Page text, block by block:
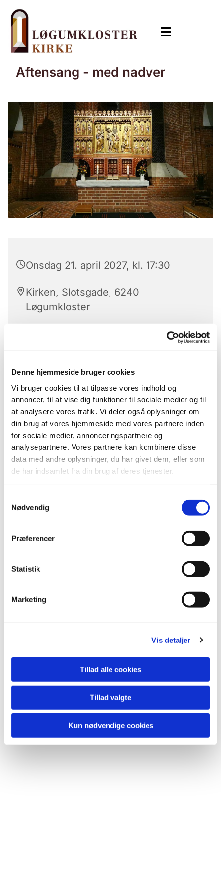
Denne hjemmeside bruger cookies
Vi bruger cookies til at tilpasse vores indhold og
annoncer, til at vise dig funktioner til sociale medier og til
at analysere vores trafik. Vi deler også oplysninger om
din brug af vores hjemmeside med vores partnere inden
for sociale medier, annonceringspartnere og
analysepartnere. Vores partnere kan kombinere disse
data med andre oplysninger, du har givet dem, eller som
de har indsamlet fra din brug af deres tjenester.
Nødvendig
Præferencer
Statistik
Marketing
Vis detaljer
Tillad alle cookies
Tillad valgte
Kun nødvendige cookies
Aftensang - med nadver
Onsdag 21. april 2027, kl. 17:30
Kirken, Slotsgade, 6240
Løgumkloster
Aftensangen ledes af kirkens præster eller en af
folkekirkens uddannelses- og videnscenters
præster.
Aftensang er for alle
Der serveres alkoholfri altervin.
Du vil måske også kunne
lide...